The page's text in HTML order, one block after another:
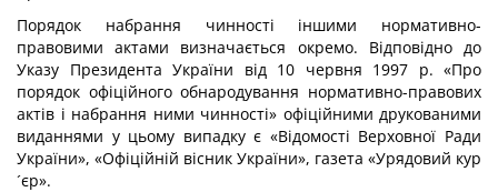
Порядок набрання чинності іншими нормативно-
правовими актами визначається окремо. Відповідно до
Указу Президента України від 10 червня 1997 р. «Про
порядок офіційного обнародування нормативно-правових
актів і набрання ними чинності» офіційними друкованими
виданнями у цьому випадку є «Відомості Верховної Ради
України», «Офіційній вісник України», газета «Урядовий кур
´єр».